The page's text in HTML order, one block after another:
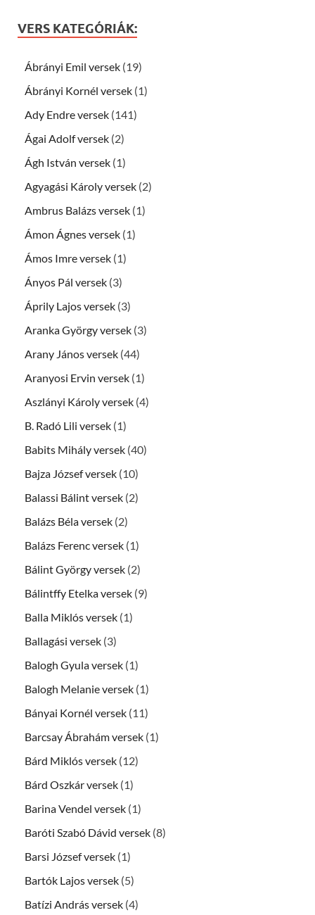
VERS KATEGÓRIÁK:
Ábrányi Emil versek (19)
Ábrányi Kornél versek (1)
Ady Endre versek (141)
Ágai Adolf versek (2)
Ágh István versek (1)
Agyagási Károly versek (2)
Ambrus Balázs versek (1)
Ámon Ágnes versek (1)
Ámos Imre versek (1)
Ányos Pál versek (3)
Áprily Lajos versek (3)
Aranka György versek (3)
Arany János versek (44)
Aranyosi Ervin versek (1)
Aszlányi Károly versek (4)
B. Radó Lili versek (1)
Babits Mihály versek (40)
Bajza József versek (10)
Balassi Bálint versek (2)
Balázs Béla versek (2)
Balázs Ferenc versek (1)
Bálint György versek (2)
Bálintffy Etelka versek (9)
Balla Miklós versek (1)
Ballagási versek (3)
Balogh Gyula versek (1)
Balogh Melanie versek (1)
Bányai Kornél versek (11)
Barcsay Ábrahám versek (1)
Bárd Miklós versek (12)
Bárd Oszkár versek (1)
Barina Vendel versek (1)
Baróti Szabó Dávid versek (8)
Barsi József versek (1)
Bartók Lajos versek (5)
Batízi András versek (4)